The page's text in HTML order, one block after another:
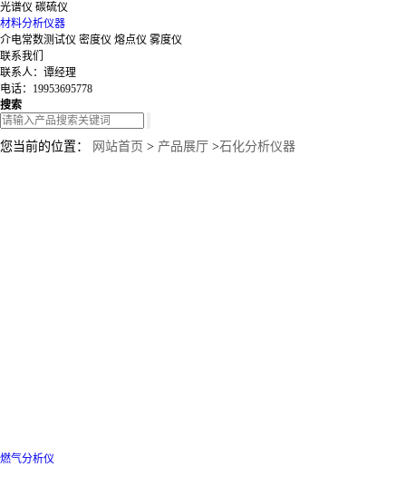
光谱仪 碳硫仪
材料分析仪器
介电常数测试仪 密度仪 熔点仪 雾度仪
联系我们
联系人：谭经理
电话：19953695778
搜索
您当前的位置： 网站首页 > 产品展厅 >石化分析仪器
燃气分析仪